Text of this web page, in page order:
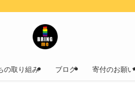
の取り組み ブログ 寄付のお願い